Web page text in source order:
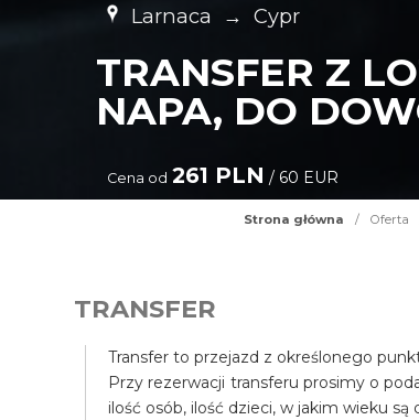
Larnaca → Cypr
TRANSFER Z
NAPA, DO
Cena od 261 PLN / 60 EUR
Strona główna / Oferta
TRANSFER
Transfer to przejazd z określonego
Przy rezerwacji transferu prosimy o
ilość osób, ilość dzieci, w jakim wieku są